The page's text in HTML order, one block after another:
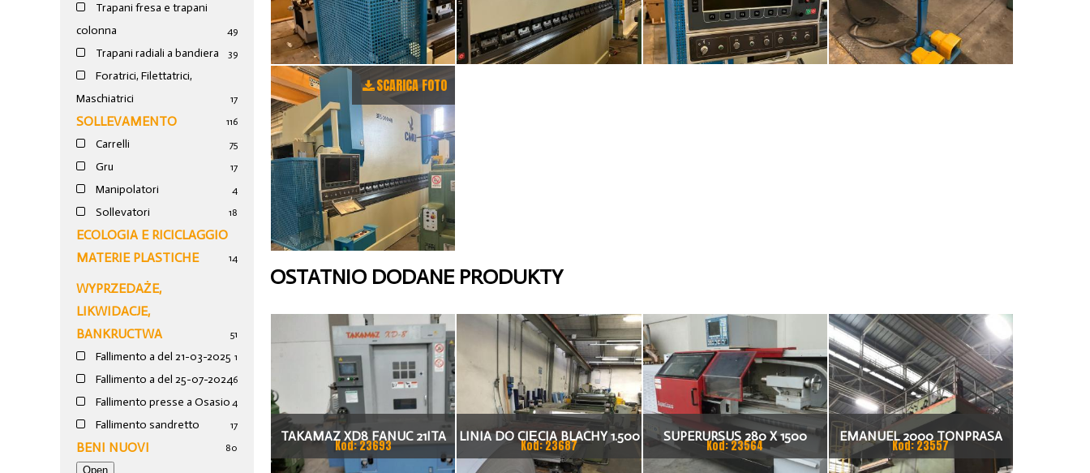
Trapani fresa e trapani
colonna
49
Trapani radiali a bandiera 39
Foratrici, Filettatrici,
Maschiatrici
17
SOLLEVAMENTO 116
Carrelli 75
Gru 17
Manipolatori 4
Sollevatori 18
ECOLOGIA E RICICLAGGIO
MATERIE PLASTICHE
14
WYPRZEDAŻE,
LIKWIDACJE,
BANKRUCTWA
51
Fallimento a del 21-03-2025 1
Fallimento a del 25-07-20246
Fallimento presse a Osasio 4
Fallimento sandretto 17
BENI NUOVI 80
SCARICA FOTO
OSTATNIO DODANE PRODUKTY
TAKAMAZ XD8 FANUC 21ITA
TOKARKA CNC
Kod: 23693
LINIA DO CIĘCIA BLACHY 1.500
X 1,5 (2,5) MM
Kod: 23687
SUPERURSUS 280 X 1500
TOKARKA
Kod: 23564
EMANUEL 2000 TONPRASA
HYDRAULICZNA 3200 X 2000
Kod: 23557